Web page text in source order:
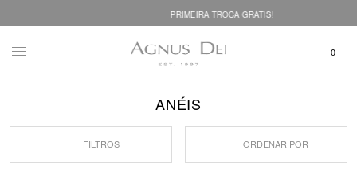
PRIMEIRA TROCA GRÁTIS!
ANÉIS
FILTROS ORDENAR POR